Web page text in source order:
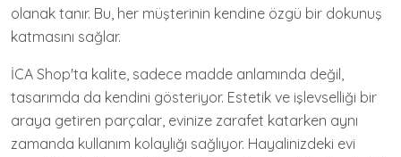
olanak tanır. Bu, her müşterinin kendine özgü bir dokunuş
katmasını sağlar.
İCA Shop'ta kalite, sadece madde anlamında değil,
tasarımda da kendini gösteriyor. Estetik ve işlevselliği bir
araya getiren parçalar, evinize zarafet katarken aynı
zamanda kullanım kolaylığı sağlıyor. Hayalinizdeki evi